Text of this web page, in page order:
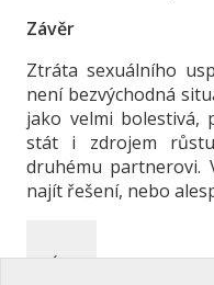
Závěr
Ztráta sexuálního
není bezvýchodná
jako velmi bolestivá,
stát i zdrojem
druhému partnerovi.
najít řešení, nebo
←